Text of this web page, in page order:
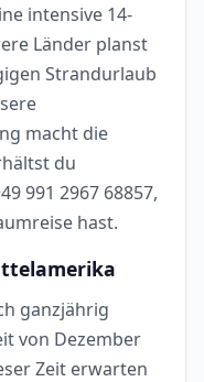
intensive 14-
Länder planst
Strandurlaub
macht die
du
991 2967 68857,
hast.
ganzjährig
von Dezember
Zeit erwarten